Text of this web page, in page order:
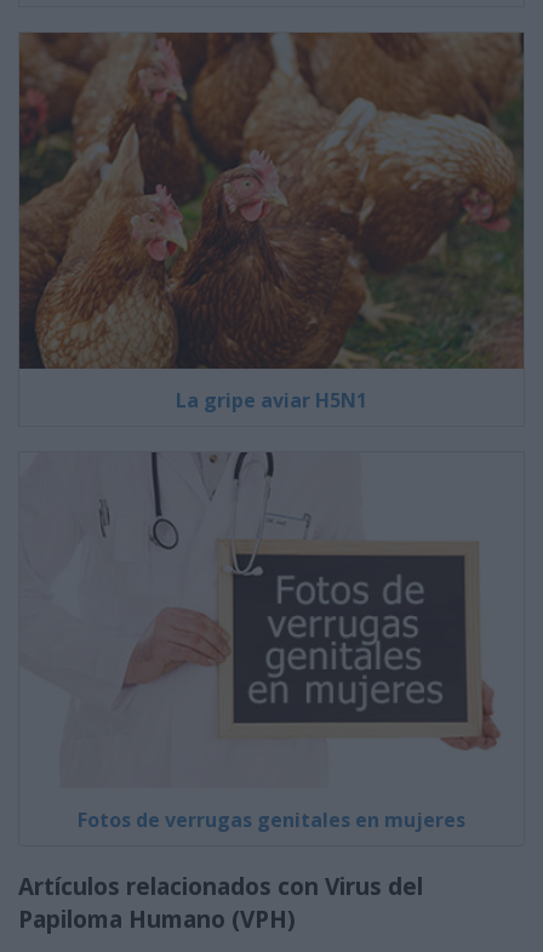
La gripe aviar H5N1
Fotos de verrugas genitales en mujeres
Artículos relacionados con Virus del
Papiloma Humano (VPH)